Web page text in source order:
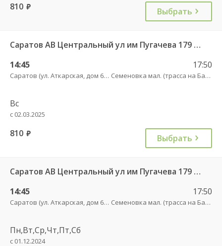
810 руб. Выбрать
Саратов АВ Центральный ул им Пугачева 179 А — Балашов (Привокзальная площадь 7) 603-1
14:45
Саратов (ул. Аткарская, дом 66 А)
17:50
Семеновка мал. (трасса на Балашов)
Вс
с 02.03.2025
810 руб. Выбрать
Саратов АВ Центральный ул им Пугачева 179 А — Балашов (Привокзальная площадь 7) 603-1
14:45
Саратов (ул. Аткарская, дом 66 А)
17:50
Семеновка мал. (трасса на Балашов)
Пн,Вт,Ср,Чт,Пт,Сб
с 01.12.2024